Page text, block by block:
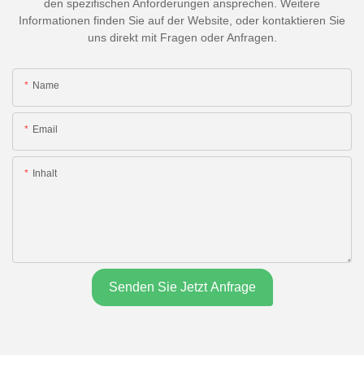
den spezifischen Anforderungen ansprechen. Weitere
Informationen finden Sie auf der Website, oder kontaktieren Sie
uns direkt mit Fragen oder Anfragen.
Name
Email
Inhalt
Senden Sie Jetzt Anfrage